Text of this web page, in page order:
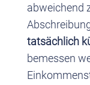
abweichend
tatsächlich
bemessen